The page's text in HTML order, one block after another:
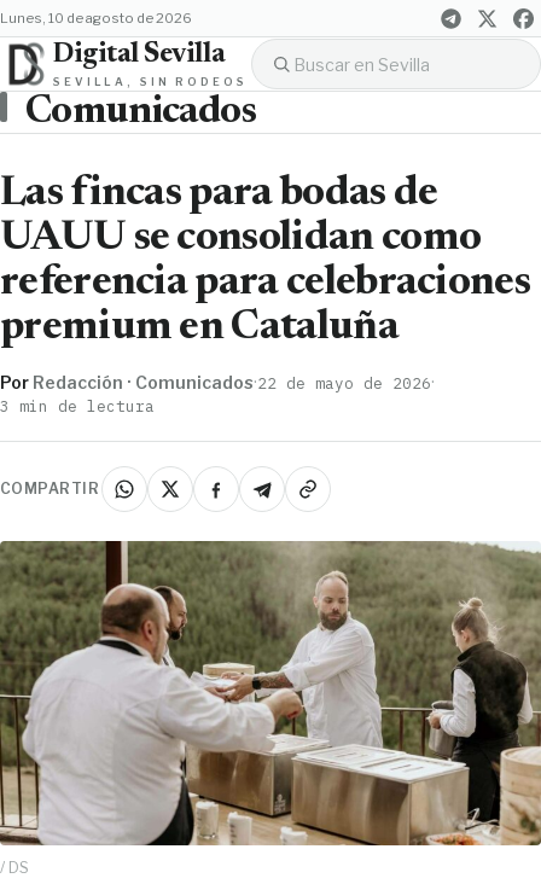
lunes, 10 de agosto de 2026
Digital Sevilla
SEVILLA, SIN RODEOS
Comunicados
Las fincas para bodas de
UAUU se consolidan como
referencia para celebraciones
premium en Cataluña
Por Redacción · Comunicados·22 de mayo de 2026·
3 min de lectura
COMPARTIR
/ DS